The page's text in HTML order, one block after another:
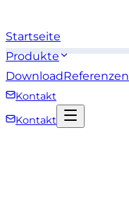
Startseite
Produkte
DownloadReferenzen
Kontakt
Kontakt